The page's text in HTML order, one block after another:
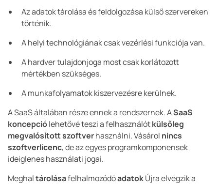
Az adatok tárolása és feldolgozása külső szervereken
történik.
A helyi technológiának csak vezérlési funkciója van.
A hardver tulajdonjoga most csak korlátozott
mértékben szükséges.
A munkafolyamatok kiszervezésre kerülnek.
A SaaS általában része ennek a rendszernek. ASaaS
koncepciólehetővé teszi a felhasználótkülsőleg
megvalósított szoftverhasználni. Vásárol nincs
szoftverlicenc, de az egyes programkomponensek
ideiglenes használati jogai.
MeghaltárolásafelhalmozódóadatokÚjra elvégzik a